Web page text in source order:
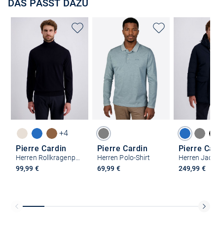
DAS PASST DAZU
+4
Pierre Cardin
Herren Rollkragenpullover
99,99 €
Pierre Cardin
Herren Polo-Shirt
69,99 €
Pierre
Herren Jacke
249,99 €